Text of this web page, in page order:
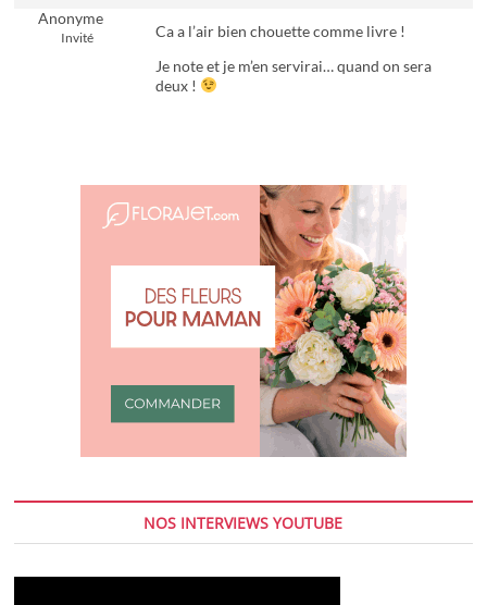
Anonyme
Invité
Ca a l’air bien chouette comme livre !
Je note et je m’en servirai… quand on sera
deux !
NOS INTERVIEWS YOUTUBE